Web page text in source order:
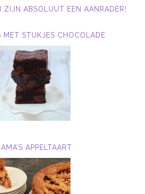
ZIJN ABSOLUUT EEN AANRADER!
MET STUKJES CHOCOLADE
APPELTAART